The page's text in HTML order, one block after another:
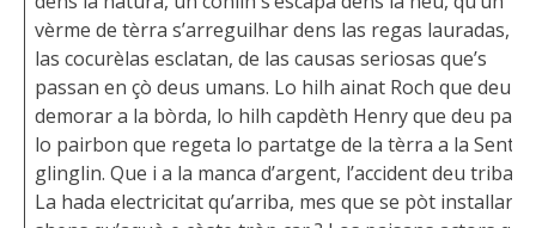
vèrme de tèrra s’arreguilhar dens las regas lauradas,
las cocurèlas esclatan, de las causas seriosas que’s
passan en çò deus umans. Lo hilh ainat Roch que deu
demorar a la bòrda, lo hilh capdèth Henry que deu
lo pairbon que regeta lo partatge de la tèrra a la Sent
glinglin. Que i a la manca d’argent, l’accident deu tribalh.
La hada electricitat qu’arriba, mes que se pòt installar